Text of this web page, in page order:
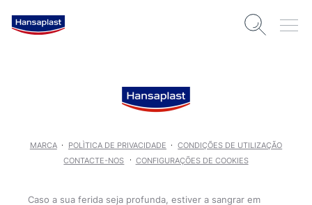
MARCA POLÌTICA DE PRIVACIDADE
CONDIÇÕES DE UTILIZAÇÃO
CONTACTE-NOS
CONFIGURAÇÕES DE COOKIES
Caso a sua ferida seja profunda, estiver a sangrar em